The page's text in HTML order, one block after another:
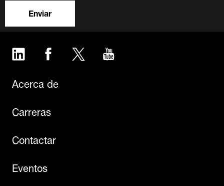
Enviar
LinkedIn Facebook Twitter
Acerca de
Carreras
Contactar
Eventos